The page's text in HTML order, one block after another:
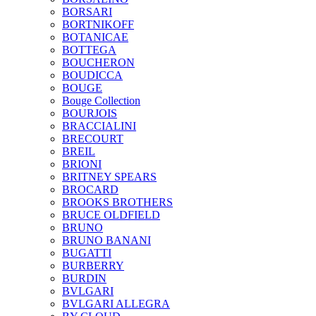
BORSARI
BORTNIKOFF
BOTANICAE
BOTTEGA
BOUCHERON
BOUDICCA
BOUGE
Bouge Collection
BOURJOIS
BRACCIALINI
BRECOURT
BREIL
BRIONI
BRITNEY SPEARS
BROCARD
BROOKS BROTHERS
BRUCE OLDFIELD
BRUNO
BRUNO BANANI
BUGATTI
BURBERRY
BURDIN
BVLGARI
BVLGARI ALLEGRA